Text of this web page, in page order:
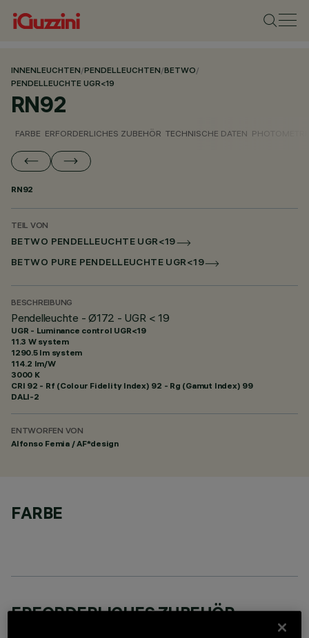
INNENLEUCHTEN/PENDELLEUCHTEN/BETWO/
PENDELLEUCHTE UGR<19
RN92
FARBE ERFORDERLICHES ZUBEHÖR TECHNISCHE DATEN
RN92
TEIL VON
BETWO PENDELLEUCHTE UGR<19
BETWO PURE PENDELLEUCHTE UGR<19
BESCHREIBUNG
Pendelleuchte - Ø172 - UGR < 19
UGR - Luminance control UGR<19
11.3 W system
1290.5 lm system
114.2 lm/W
3000 K
CRI 92 - Rf (Colour Fidelity Index) 92 - Rg (Gamut Index) 99
DALI-2
ENTWORFEN VON
Alfonso Femia / AF*design
FARBE
ERFORDERLICHES ZUBEHÖR